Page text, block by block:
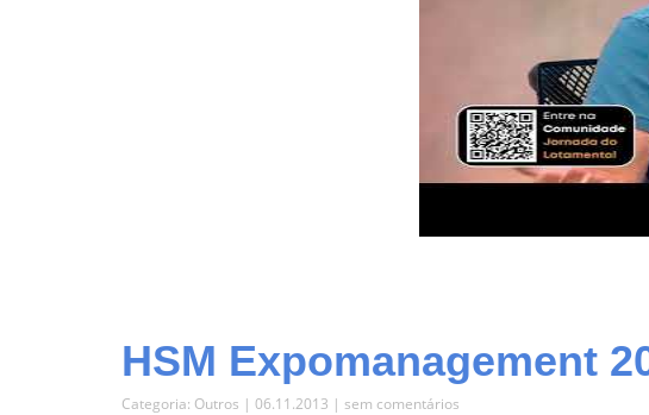
HSM Expomanagement
Categoria: Outros | 06.11.2013 | sem comentários